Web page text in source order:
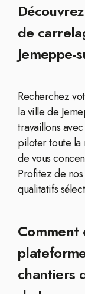
de
Jemeppe-
Recherchez
la ville de
travaillons
piloter toute la
de vous
Profitez de
qualitatifs
Comment
chantiers